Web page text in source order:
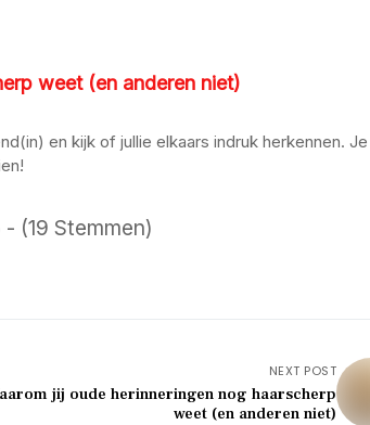
weet (en anderen niet)
en kijk of jullie elkaars indruk herkennen. Je
(19 Stemmen)
NEXT POST
jij oude herinneringen nog haarscherp
weet (en anderen niet)